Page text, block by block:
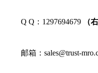
Q Q：1297694679 （
邮箱：sales@trust-